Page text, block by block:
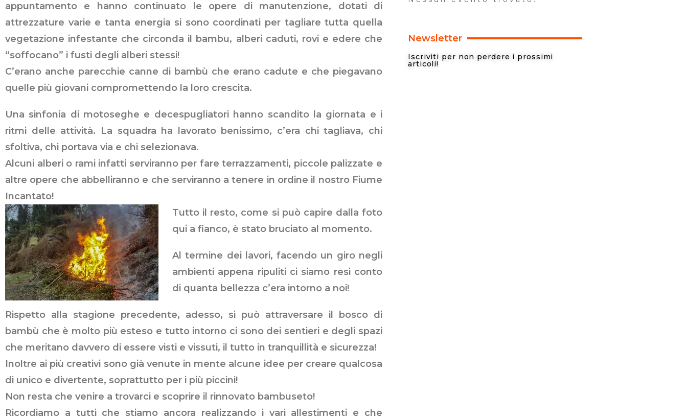
appuntamento e hanno continuato le opere di manutenzione, dotati di
attrezzature varie e tanta energia si sono coordinati per tagliare tutta quella
vegetazione infestante che circonda il bambu, alberi caduti, rovi e edere che
“soffocano” i fusti degli alberi stessi!
C’erano anche parecchie canne di bambù che erano cadute e che piegavano
quelle più giovani compromettendo la loro crescita.
Una sinfonia di motoseghe e decespugliatori hanno scandito la giornata e i
ritmi delle attività. La squadra ha lavorato benissimo, c’era chi tagliava, chi
sfoltiva, chi portava via e chi selezionava.
Alcuni alberi o rami infatti serviranno per fare terrazzamenti, piccole palizzate e
altre opere che abbelliranno e che serviranno a tenere in ordine il nostro Fiume
Incantato!
Tutto il resto, come si può capire dalla foto
qui a fianco, è stato bruciato al momento.
Al termine dei lavori, facendo un giro negli
ambienti appena ripuliti ci siamo resi conto
di quanta bellezza c’era intorno a noi!
Rispetto alla stagione precedente, adesso, si può attraversare il bosco di
bambù che è molto più esteso e tutto intorno ci sono dei sentieri e degli spazi
che meritano davvero di essere visti e vissuti, il tutto in tranquillità e sicurezza!
Inoltre ai più creativi sono già venute in mente alcune idee per creare qualcosa
di unico e divertente, soprattutto per i più piccini!
Non resta che venire a trovarci e scoprire il rinnovato bambuseto!
Ricordiamo a tutti che stiamo ancora realizzando i vari allestimenti e che
Newsletter
Iscriviti per non perdere i prossimi
articoli!